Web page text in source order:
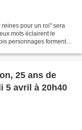
pour un roi" sera
mots éclairent le
personnages forment
25 ans de
5 avril à 20h40